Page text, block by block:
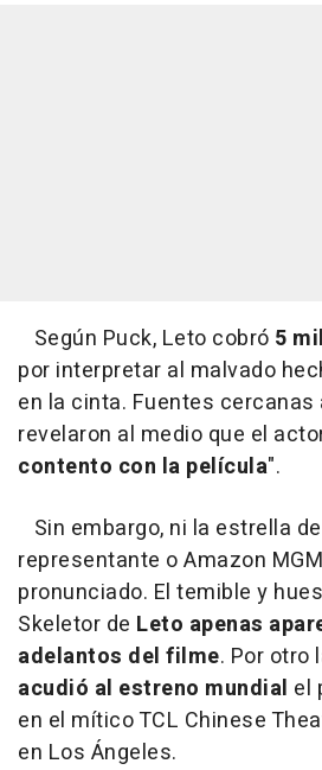
Según Puck, Leto cobró 5
por interpretar al malvado
en la cinta. Fuentes
revelaron al medio que el
contento con la película".
Sin embargo, ni la estrella
representante o Amazon
pronunciado. El temible y
Skeletor de Leto apenas
adelantos del filme. Por otro
acudió al estreno mundial el
en el mítico TCL Chinese
en Los Ángeles.